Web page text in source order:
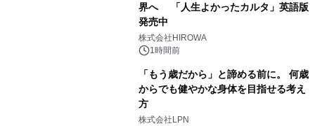
界へ 「人生よかったカルタ」英語版
発売中
株式会社HIROWA
1時間前
「もう歳だから」と諦める前に。 何歳
からでも健やかな身体を目指せる考え
方
株式会社LPN